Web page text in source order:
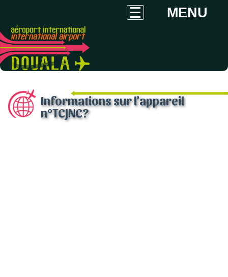
MENU
Informations sur l'appareil
n°TCJNC?